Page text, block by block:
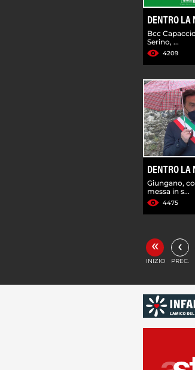
DENTRO LA
Bcc
Serino, ...
4209
DENTRO LA
Giungano,
messa in s...
4475
«
INIZIO
‹
PREC.